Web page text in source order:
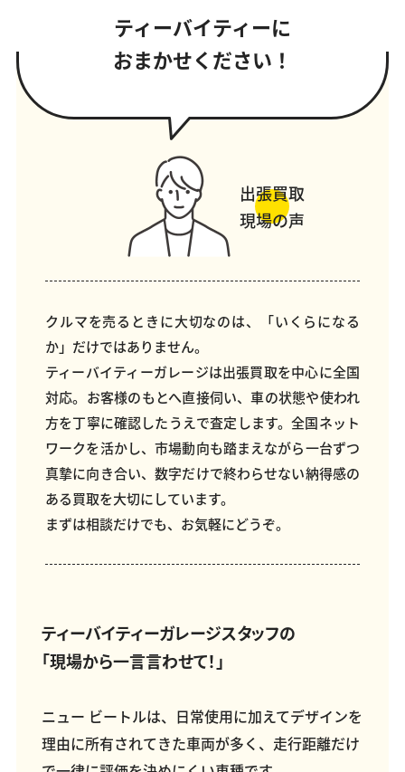
ティーバイティーに
おまかせください！
出張買取
現場の声
クルマを売るときに大切なのは、「いくらになる
か」だけではありません。
ティーバイティーガレージは出張買取を中心に全国
対応。お客様のもとへ直接伺い、車の状態や使われ
方を丁寧に確認したうえで査定します。全国ネット
ワークを活かし、市場動向も踏まえながら一台ずつ
真摯に向き合い、数字だけで終わらせない納得感の
ある買取を大切にしています。
まずは相談だけでも、お気軽にどうぞ。
ティーバイティーガレージスタッフの
「現場から一言言わせて！」
ニュー ビートルは、日常使用に加えてデザインを
理由に所有されてきた車両が多く、走行距離だけ